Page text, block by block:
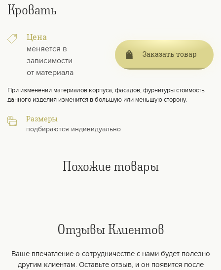
Кровать
Цена
меняется в
зависимости
от материала
Заказать товар
При изменении материалов корпуса, фасадов, фурнитуры стоимость
данного изделия изменится в большую или меньшую сторону.
Размеры
подбираются индивидуально
Похожие товары
Отзывы Клиентов
Ваше впечатление о сотрудничестве с нами будет полезно
другим клиентам. Оставьте отзыв, и он появится после